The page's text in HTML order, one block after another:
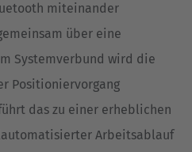
miteinander
über eine
Systemverbund wird die
Positioniervorgang
das zu einer erheblichen
Arbeitsablauf